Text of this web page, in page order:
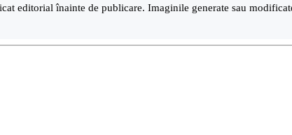
editorial înainte de publicare. Imaginile generate sau